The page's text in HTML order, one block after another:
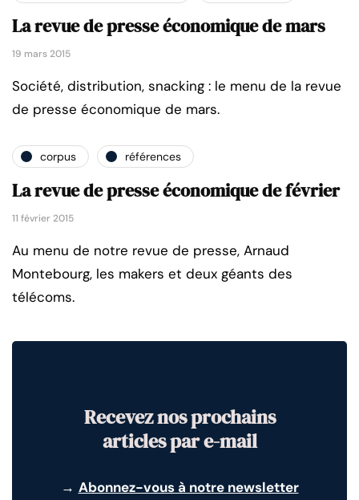
La revue de presse économique de mars
19 mars 2015
Société, distribution, snacking : le menu de la revue
de presse économique de mars.
corpus références
La revue de presse économique de février
11 février 2015
Au menu de notre revue de presse, Arnaud
Montebourg, les makers et deux géants des
télécoms.
Recevez nos prochains
articles par e-mail
→ Abonnez-vous à notre newsletter